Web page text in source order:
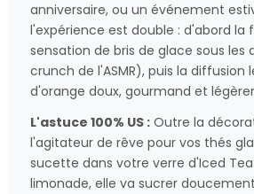
anniversaire, ou un événement
l'expérience est double : d'abord la
sensation de bris de glace sous les
crunch de l'ASMR), puis la diffusion
d'orange doux, gourmand et
L'astuce 100% US : Outre la
l'agitateur de rêve pour vos thés
sucette dans votre verre d'Iced
limonade, elle va sucrer